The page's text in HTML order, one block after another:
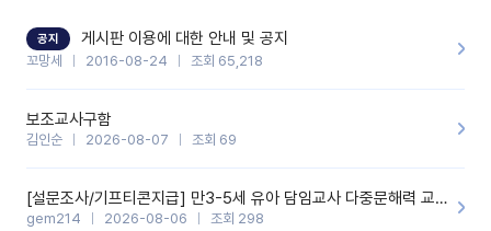
기능을 개발해 주셔서 감사합니다.
공지 게시판 이용에 대한 안내 및 공지
꼬망세 2016-08-24 조회 65,218
보조교사구함
김인순 2026-08-07 조회 69
[설문조사/기프티콘지급] 만3-5세 유아 담임교사 다중문해력 교육 증진을 위한 설문조사
gem214 2026-08-06 조회 298